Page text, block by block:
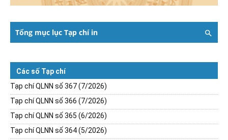
Tổng mục lục Tạp chí in
Các số Tạp chí
Tạp chí QLNN số 367 (7/2026)
Tạp chí QLNN số 366 (7/2026)
Tạp chí QLNN số 365 (6/2026)
Tạp chí QLNN số 364 (5/2026)